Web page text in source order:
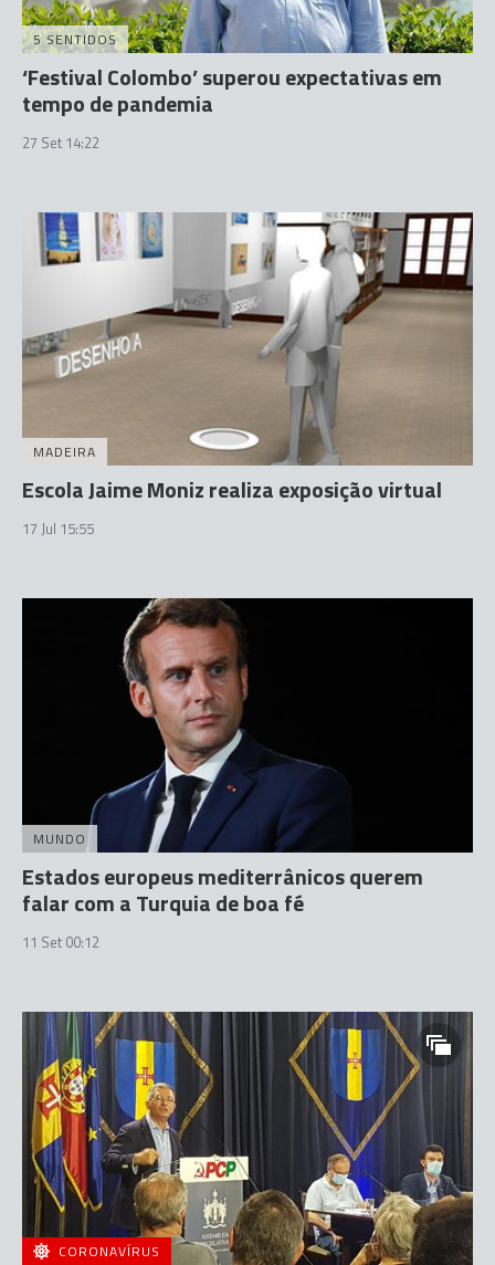
5 SENTIDOS
‘Festival Colombo’ superou expectativas em
tempo de pandemia
27 Set 14:22
MADEIRA
Escola Jaime Moniz realiza exposição virtual
17 Jul 15:55
MUNDO
Estados europeus mediterrânicos querem
falar com a Turquia de boa fé
11 Set 00:12
CORONAVÍRUS